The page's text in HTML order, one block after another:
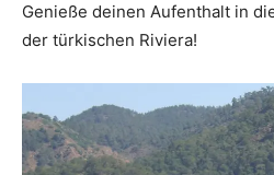
Genieße deinen Aufenthalt in
der türkischen Riviera!